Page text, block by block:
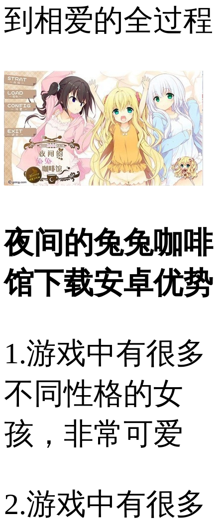
到相爱的全过程
夜间的兔兔咖啡
馆下载安卓优势
1.游戏中有很多
不同性格的女
孩，非常可爱
2.游戏中有很多